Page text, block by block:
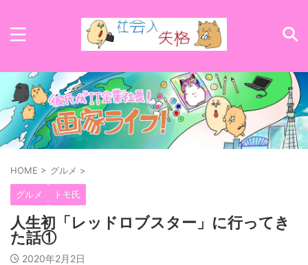
HOME > グルメ >
グルメ トモ氏
人生初「レッドロブスター」に行ってき
た話①
2020年2月2日